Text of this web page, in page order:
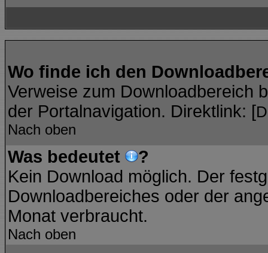
Wo finde ich den
Verweise zum Downloadbereich
der Portalnavigation. Direktlink: [
Nach oben
Was bedeutet
?
Kein Download möglich. Der
Downloadbereiches oder der
Monat verbraucht.
Nach oben